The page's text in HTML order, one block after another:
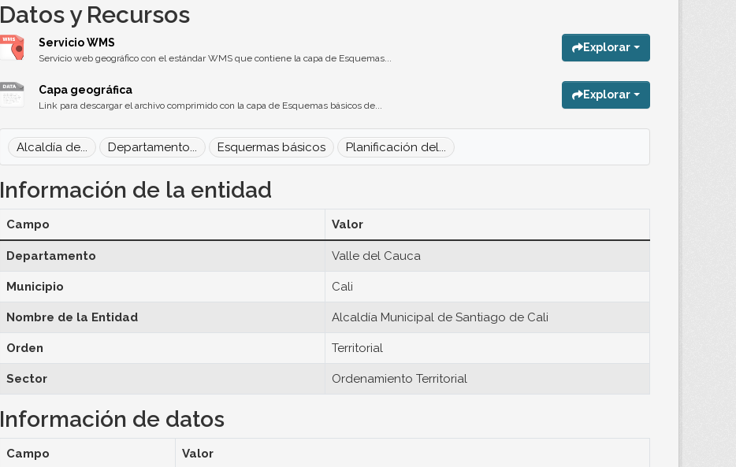
Datos y Recursos
Servicio WMS
Servicio web geográfico con el estándar WMS que contiene la capa de Esquemas...
Explorar
Capa geográfica
Link para descargar el archivo comprimido con la capa de Esquemas básicos de...
Explorar
Alcaldía de... Departamento... Esquermas básicos Planificación del...
Información de la entidad
Campo Valor
Departamento Valle del Cauca
Municipio Cali
Nombre de la Entidad Alcaldía Municipal de Santiago de Cali
Orden Territorial
Sector Ordenamiento Territorial
Información de datos
Campo Valor